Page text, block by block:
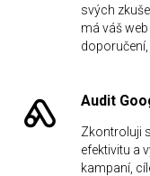
svých
má váš
doporučení,
Audit
Zkontroluji
efektivitu a
kampaní,